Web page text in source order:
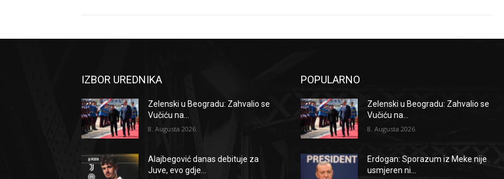
IZBOR UREDNIKA
Zelenski u Beogradu: Zahvalio se
Vučiću na...
8. Augusta 2026.
Alajbegović danas debituje za
Juve, evo gdje...
POPULARNO
Zelenski u Beogradu: Zahvalio se
Vučiću na...
8. Augusta 2026.
Erdogan: Sporazum iz Meke nije
usmjeren ni...